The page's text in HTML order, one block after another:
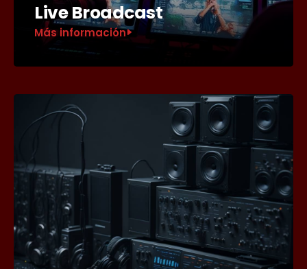
Live Broadcast
Más información